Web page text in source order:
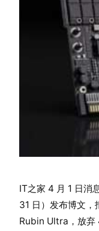
IT之家 4 月 1 日消
31 日）发布博文，
Rubin Ultra，放弃